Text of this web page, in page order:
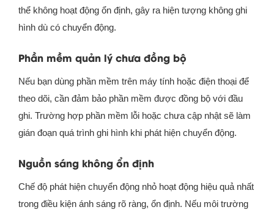
thể không hoạt động ổn định, gây ra hiện tượng không ghi
hình dù có chuyển động.
Phần mềm quản lý chưa đồng bộ
Nếu bạn dùng phần mềm trên máy tính hoặc điện thoại để
theo dõi, cần đảm bảo phần mềm được đồng bộ với đầu
ghi. Trường hợp phần mềm lỗi hoặc chưa cập nhật sẽ làm
gián đoạn quá trình ghi hình khi phát hiện chuyển động.
Nguồn sáng không ổn định
Chế độ phát hiện chuyển động nhỏ hoạt động hiệu quả nhất
trong điều kiện ánh sáng rõ ràng, ổn định. Nếu môi trường